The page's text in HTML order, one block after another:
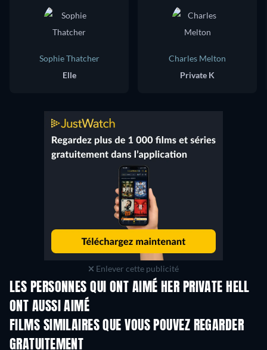
Sophie Thatcher
Elle
Charles Melton
Private K
Enlever cette publicité
LES PERSONNES QUI ONT AIMÉ HER PRIVATE HELL
ONT AUSSI AIMÉ
FILMS SIMILAIRES QUE VOUS POUVEZ REGARDER
GRATUITEMENT